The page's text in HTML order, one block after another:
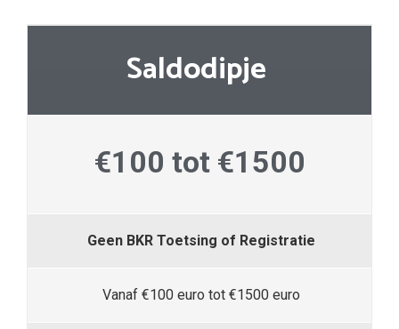
Saldodipje
€100 tot €1500
Geen BKR Toetsing of Registratie
Vanaf €100 euro tot €1500 euro